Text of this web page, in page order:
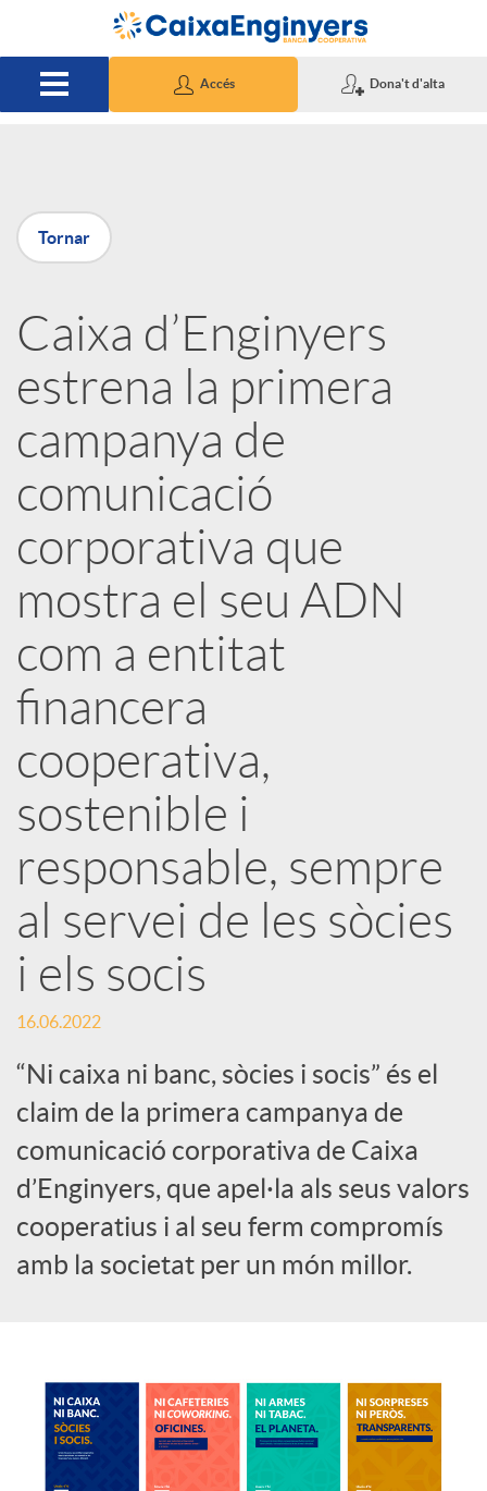
Salta al contingut principal
Accés Dona't d'alta
P
u
b
l
i
c
a
d
o
r
d
e
c
o
n
t
Tornar
Caixa d’Enginyers
estrena la primera
campanya de
comunicació
corporativa que
mostra el seu ADN
com a entitat
financera
cooperativa,
sostenible i
responsable, sempre
al servei de les sòcies
i els socis
16.06.2022
“Ni caixa ni banc, sòcies i socis” és el
claim de la primera campanya de
comunicació corporativa de Caixa
d’Enginyers, que apel·la als seus valors
cooperatius i al seu ferm compromís
amb la societat per un món millor.